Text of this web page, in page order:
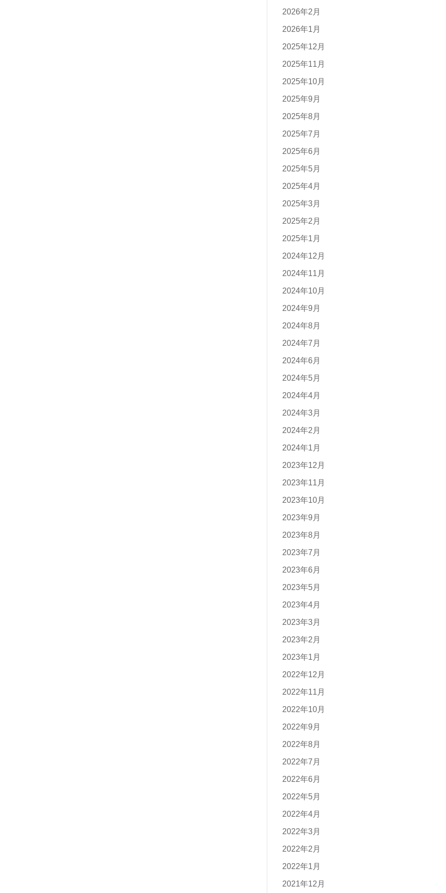
2026年2月
2026年1月
2025年12月
2025年11月
2025年10月
2025年9月
2025年8月
2025年7月
2025年6月
2025年5月
2025年4月
2025年3月
2025年2月
2025年1月
2024年12月
2024年11月
2024年10月
2024年9月
2024年8月
2024年7月
2024年6月
2024年5月
2024年4月
2024年3月
2024年2月
2024年1月
2023年12月
2023年11月
2023年10月
2023年9月
2023年8月
2023年7月
2023年6月
2023年5月
2023年4月
2023年3月
2023年2月
2023年1月
2022年12月
2022年11月
2022年10月
2022年9月
2022年8月
2022年7月
2022年6月
2022年5月
2022年4月
2022年3月
2022年2月
2022年1月
2021年12月